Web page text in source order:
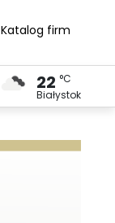
Katalog firm
22 °C
Białystok